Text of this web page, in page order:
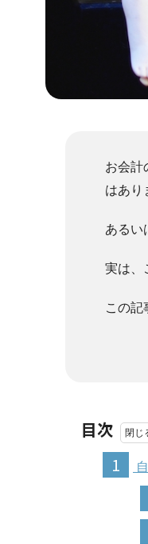
お会計
はあり
あるい
実は、
この記
目次
1